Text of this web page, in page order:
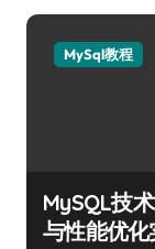
MySql教程
MySQL技
与性能优